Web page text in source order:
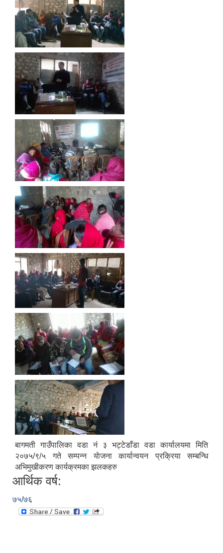
बागमती गाउँपालिका वडा नं ३ भट्टेडाँडा वडा कार्यालयमा मिति
२०७५/९/५ गते सम्पन्न याेजना कार्यान्वयन प्रक्रिया सम्बन्धि
अभिमुखीकरण कार्यक्रमका झलकहरु
आर्थिक वर्ष:
७५/७६